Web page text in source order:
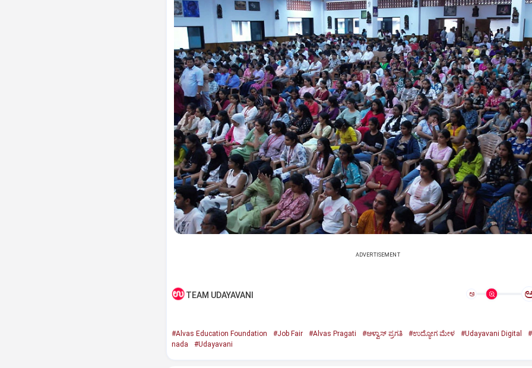
ADVERTISEMENT
TEAM UDAYAVANI ಅ
#Alvas Education Foundation #Job Fair #Alvas Pragati #ಆಳ್ವಾಸ್‌ ಪ್ರಗತಿ #ಉದ್ಯೋಗ ಮೇಳ #Udayavani Digital
nada
#Udayavani